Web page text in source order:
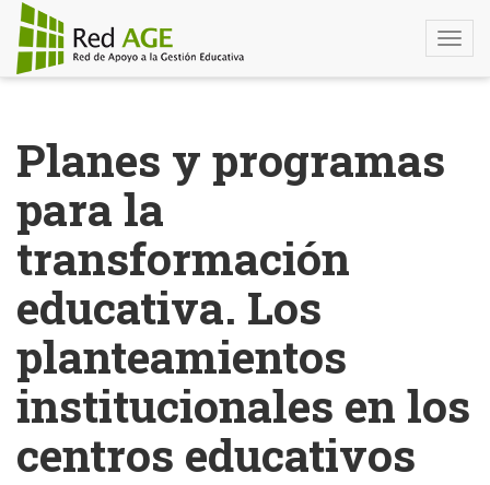
contenido
principal
Planes y programas
para la
transformación
educativa. Los
planteamientos
institucionales en los
centros educativos